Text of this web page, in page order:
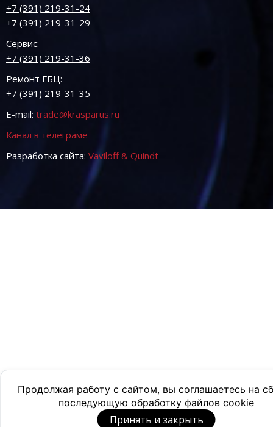
Продолжая работу с сайтом, вы соглашаетесь на
последующую обработку файлов cookie
Принять и закрыть
+7 (391) 219-31-24
+7 (391) 219-31-29
Сервис:
+7 (391) 219-31-36
Ремонт ГБЦ:
+7 (391) 219-31-35
E-mail: trade@krasparus.ru
Канал в телеграме
Разработка сайта: Vaviloff & Quindt